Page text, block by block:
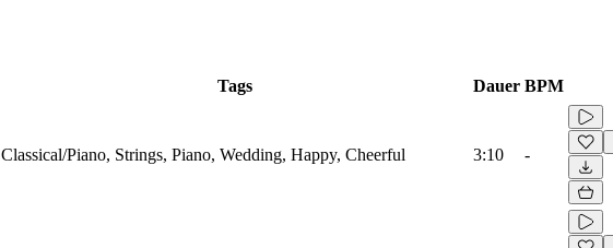
Tags Dauer BPM
Classical/Piano, Strings, Piano, Wedding, Happy, Cheerful 3:10 -